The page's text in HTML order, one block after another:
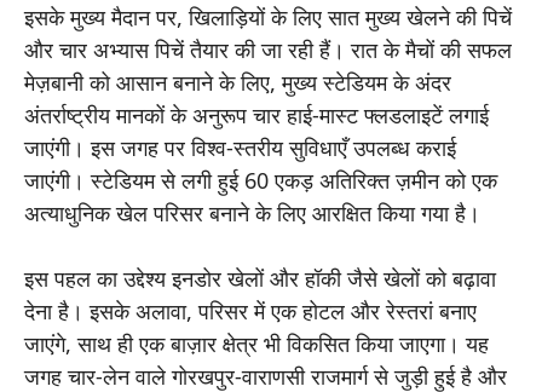
इसके मुख्य मैदान पर, खिलाड़ियों के लिए सात मुख्य खेलने की पिचें
और चार अभ्यास पिचें तैयार की जा रही हैं। रात के मैचों की सफल
मेज़बानी को आसान बनाने के लिए, मुख्य स्टेडियम के अंदर
अंतर्राष्ट्रीय मानकों के अनुरूप चार हाई-मास्ट फ्लडलाइटें लगाई
जाएंगी। इस जगह पर विश्व-स्तरीय सुविधाएँ उपलब्ध कराई
जाएंगी। स्टेडियम से लगी हुई 60 एकड़ अतिरिक्त ज़मीन को एक
अत्याधुनिक खेल परिसर बनाने के लिए आरक्षित किया गया है।
इस पहल का उद्देश्य इनडोर खेलों और हॉकी जैसे खेलों को बढ़ावा
देना है। इसके अलावा, परिसर में एक होटल और रेस्तरां बनाए
जाएंगे, साथ ही एक बाज़ार क्षेत्र भी विकसित किया जाएगा। यह
जगह चार-लेन वाले गोरखपुर-वाराणसी राजमार्ग से जुड़ी हुई है और